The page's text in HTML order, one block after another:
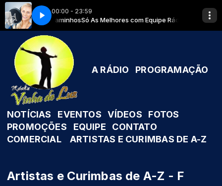
00:00 - 23:59
Equipe Rádio CaminhosSó As Melhores com Equipe Rádio Caminhos
Padilha-Edvander Oliveira07 Salve, Salve Maria Padilha-Edvander
A RÁDIO PROGRAMAÇÃO
NOTÍCIAS EVENTOS VÍDEOS
FOTOS
PROMOÇÕES
EQUIPE
CONTATO
COMERCIAL
ARTISTAS E CURIMBAS DE A-Z
Artistas e Curimbas de A-Z - F